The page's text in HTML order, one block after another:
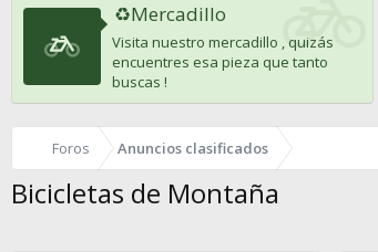
♻️Mercadillo
Visita nuestro mercadillo , quizás
encuentres esa pieza que tanto
buscas !
Foros Anuncios clasificados
Bicicletas de Montaña